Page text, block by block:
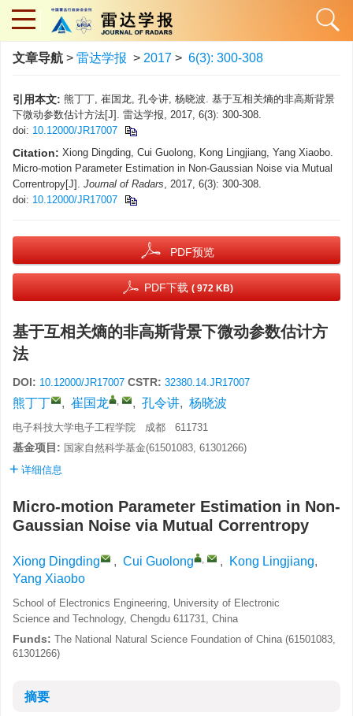
文章导航 > 雷达学报 > 2017 > 6(3): 300-308
引用本文: 熊丁丁, 崔国龙, 孔令讲, 杨晓波. 基于互相关熵的非高斯背景
下微动参数估计方法[J]. 雷达学报, 2017, 6(3): 300-308.
doi: 10.12000/JR17007
Citation: Xiong Dingding, Cui Guolong, Kong Lingjiang, Yang Xiaobo.
Micro-motion Parameter Estimation in Non-Gaussian Noise via Mutual
Correntropy[J]. Journal of Radars, 2017, 6(3): 300-308.
doi: 10.12000/JR17007
PDF预览
PDF下载 ( 972 KB)
基于互相关熵的非高斯背景下微动参数估计方
法
DOI: 10.12000/JR17007 CSTR: 32380.14.JR17007
熊丁丁 , 崔国龙 , , 孔令讲, 杨晓波
电子科技大学电子工程学院 成都 611731
基金项目: 国家自然科学基金(61501083, 61301266)
详细信息
Micro-motion Parameter Estimation in Non-
Gaussian Noise via Mutual Correntropy
Xiong Dingding , Cui Guolong , , Kong Lingjiang,
Yang Xiaobo
School of Electronics Engineering, University of Electronic
Science and Technology, Chengdu 611731, China
Funds: The National Natural Science Foundation of China (61501083,
61301266)
摘要